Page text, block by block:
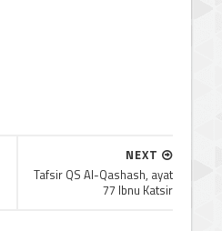
NEXT
Tafsir QS Al-Qashash, ayat
77 Ibnu Katsir